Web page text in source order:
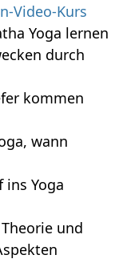
Video-Kurs
Yoga lernen
durch
kommen
wann
Yoga
und